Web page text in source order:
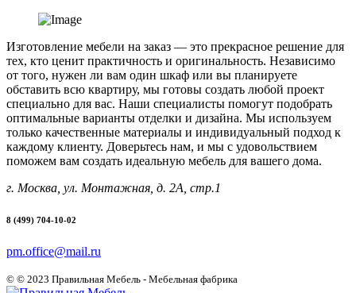
Изготовление мебели на заказ — это прекрасное решение для
тех, кто ценит практичность и оригинальность. Независимо
от того, нужен ли вам один шкаф или вы планируете
обставить всю квартиру, мы готовы создать любой проект
специально для вас. Наши специалисты помогут подобрать
оптимальные варианты отделки и дизайна. Мы используем
только качественные материалы и индивидуальный подход к
каждому клиенту. Доверьтесь нам, и мы с удовольствием
поможем вам создать идеальную мебель для вашего дома.
г. Москва, ул. Монтажная, д. 2А, стр.1
8 (499) 704-10-02
pm.office@mail.ru
© © 2023 Правильная Мебель - Мебельная фабрика